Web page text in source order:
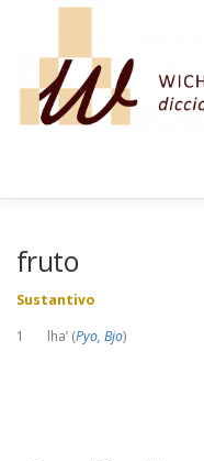
Saltar al contenido
fruto
Sustantivo
1 lha’ (Pyo, Bjo)